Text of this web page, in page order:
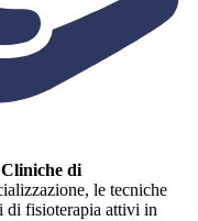
di
le tecniche
di fisioterapia attivi in